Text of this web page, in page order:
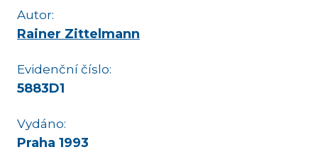
Autor:
Rainer Zittelmann
Evidenční číslo:
5883D1
Vydáno:
Praha 1993